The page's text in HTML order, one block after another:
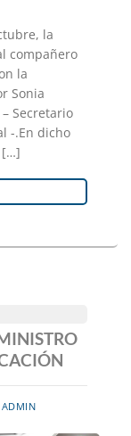
la
compañero
la
Sonia
Secretario
-.En dicho
[…]
ADMIN